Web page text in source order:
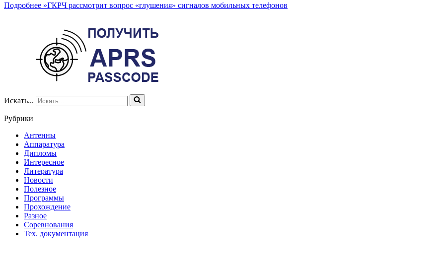
Подробнее »ГКРЧ рассмотрит вопрос «глушения» сигналов мобильных телефонов
Искать...
Рубрики
Антенны
Аппаратура
Дипломы
Интересное
Литература
Новости
Полезное
Программы
Прохождение
Разное
Соревнования
Тех. документация